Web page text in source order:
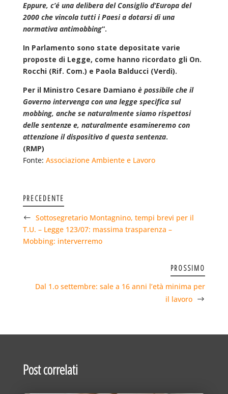
Eppure, c’é una delibera del Consiglio d’Europa del
2000 che vincola tutti i Paesi a dotarsi di una
normativa antimobbing“.
In Parlamento sono state depositate varie
proposte di Legge, come hanno ricordato gli On.
Rocchi (Rif. Com.) e Paola Balducci (Verdi).
Per il Ministro Cesare Damiano è possibile che il
Governo intervenga con una legge specifica sul
mobbing, anche se naturalmente siamo rispettosi
delle sentenze e, naturalmente esamineremo con
attenzione il dispositivo d questa sentenza.
(RMP)
Fonte: Associazione Ambiente e Lavoro
PRECEDENTE
Sottosegretario Montagnino, tempi brevi per il
T.U. – Legge 123/07: massima trasparenza –
Mobbing: interverremo
PROSSIMO
Dal 1.o settembre: sale a 16 anni l’età minima per
il lavoro
Post correlati